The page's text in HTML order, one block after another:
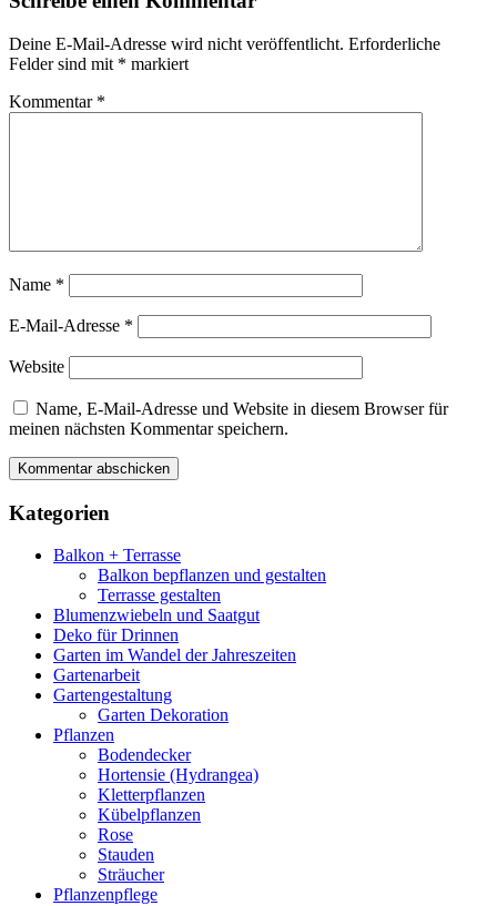
Deine E-Mail-Adresse wird nicht veröffentlicht. Erforderliche
Felder sind mit * markiert
Kommentar *
Name *
E-Mail-Adresse *
Website
Name, E-Mail-Adresse und Website in diesem Browser für
meinen nächsten Kommentar speichern.
Kategorien
Balkon + Terrasse
Balkon bepflanzen und gestalten
Terrasse gestalten
Blumenzwiebeln und Saatgut
Deko für Drinnen
Garten im Wandel der Jahreszeiten
Gartenarbeit
Gartengestaltung
Garten Dekoration
Pflanzen
Bodendecker
Hortensie (Hydrangea)
Kletterpflanzen
Kübelpflanzen
Rose
Stauden
Sträucher
Pflanzenpflege